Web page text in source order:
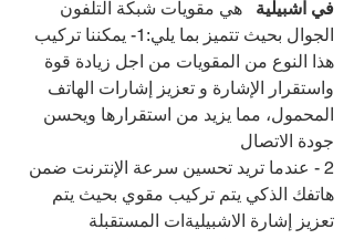
في اشبيلية هي مقويات شبكة التلفون
الجوال بحيث تتميز بما يلي:1- يمكننا تركيب
هذا النوع من المقويات من اجل زيادة قوة
واستقرار الإشارة و تعزيز إشارات الهاتف
المحمول، مما يزيد من استقرارها ويحسن
جودة الاتصال
2 - عندما تريد تحسين سرعة الإنترنت ضمن
هاتفك الذكي يتم تركيب مقوي بحيث يتم
تعزيز إشارة الاشبيليةات المستقبلة